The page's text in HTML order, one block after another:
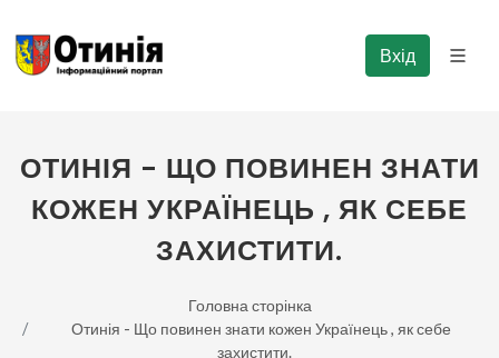
Вхід
ОТИНІЯ - ЩО ПОВИНЕН ЗНАТИ
КОЖЕН УКРАЇНЕЦЬ , ЯК СЕБЕ
ЗАХИСТИТИ.
Головна сторінка
Отинія - Що повинен знати кожен Українець , як себе
захистити.